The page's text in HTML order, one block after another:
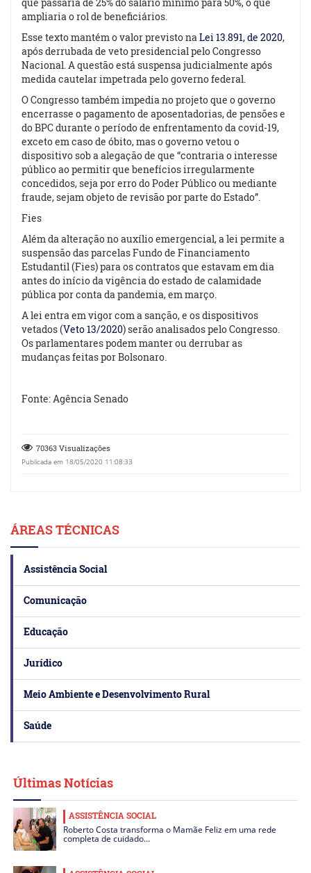
ampliaria o rol de beneficiários.
Esse texto mantém o valor previsto naLei 13.891, de 2020,
após derrubada de veto presidencial pelo Congresso
Nacional. A questão está suspensa judicialmente após
medida cautelar impetrada pelo governo federal.
O Congresso também impedia noprojetoque o governo
encerrasse o pagamento de aposentadorias, de pensões e
do BPC durante o período de enfrentamento da covid-19,
exceto em caso de óbito, mas o governo vetou o
dispositivosob a alegação de que “contraria o interesse
público ao permitir que benefícios irregularmente
concedidos, seja por erro do Poder Público ou mediante
fraude, sejam objeto de revisão por parte do Estado”.
Fies
Além da alteração no auxílio emergencial, a lei permite a
suspensão das parcelas Fundo de Financiamento
Estudantil (Fies) para os contratos que estavam em dia
antes do início da vigência do estado de calamidade
pública por conta da pandemia, em março.
A lei entra em vigor com a sanção, e os dispositivos
vetados (Veto 13/2020) serão analisados pelo Congresso.
Os parlamentares podem manter ou derrubar as
mudanças feitas por Bolsonaro.
Fonte: Agência Senado
70363 Visualizações
Publicada em 18/05/2020 11:08:33
ÁREAS TÉCNICAS
Assistência Social
Comunicação
Educação
Jurídico
Meio Ambiente e Desenvolvimento Rural
Saúde
Últimas Notícias
ASSISTÊNCIA SOCIAL
Roberto Costa transforma o Mamãe Feliz em uma rede
completa de cuidado…